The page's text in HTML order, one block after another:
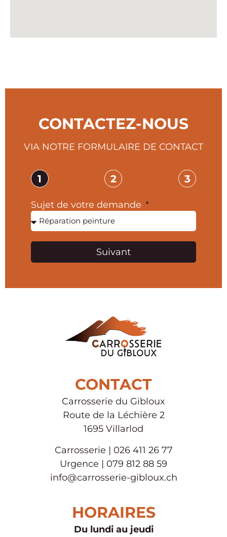
CONTACTEZ-NOUS
VIA NOTRE FORMULAIRE DE CONTACT
1 2 3
Sujet de votre demande
Suivant
CONTACT
Carrosserie du Gibloux
Route de la Léchière 2
1695 Villarlod
Carrosserie | 026 411 26 77
Urgence | 079 812 88 59
info@carrosserie-gibloux.ch
HORAIRES
Du lundi au jeudi